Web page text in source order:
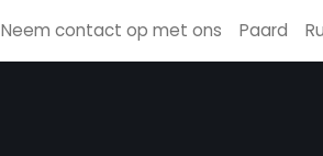
Neem contact op met ons Paard